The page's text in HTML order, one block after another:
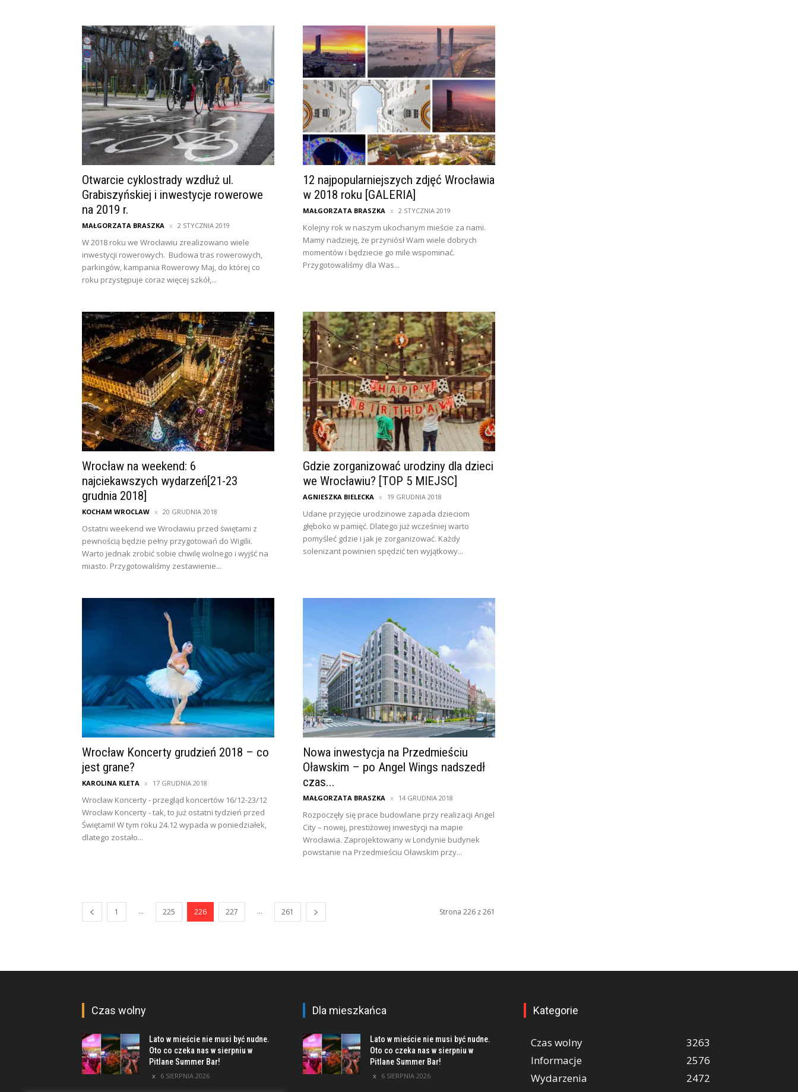
Otwarcie cyklostrady wzdłuż ul.
Grabiszyńskiej i inwestycje rowerowe
na 2019 r.
MAŁGORZATA BRASZKA 2 STYCZNIA 2019
W 2018 roku we Wrocławiu zrealizowano wiele
inwestycji rowerowych. Budowa tras rowerowych,
parkingów, kampania Rowerowy Maj, do której co
roku przystępuje coraz więcej szkół,...
12 najpopularniejszych zdjęć Wrocławia
w 2018 roku [GALERIA]
MAŁGORZATA BRASZKA 2 STYCZNIA 2019
Kolejny rok w naszym ukochanym mieście za nami.
Mamy nadzieję, że przyniósł Wam wiele dobrych
momentów i będziecie go mile wspominać.
Przygotowaliśmy dla Was...
Wrocław na weekend: 6
najciekawszych wydarzeń[21-23
grudnia 2018]
KOCHAM WROCLAW 20 GRUDNIA 2018
Ostatni weekend we Wrocławiu przed świętami z
pewnością będzie pełny przygotowań do Wigilii.
Warto jednak zrobić sobie chwilę wolnego i wyjść na
miasto. Przygotowaliśmy zestawienie...
Gdzie zorganizować urodziny dla dzieci
we Wrocławiu? [TOP 5 MIEJSC]
AGNIESZKA BIELECKA 19 GRUDNIA 2018
Udane przyjęcie urodzinowe zapada dzieciom
głęboko w pamięć. Dlatego już wcześniej warto
pomyśleć gdzie i jak je zorganizować. Każdy
solenizant powinien spędzić ten wyjątkowy...
Wrocław Koncerty grudzień 2018 – co
jest grane?
KAROLINA KLETA 17 GRUDNIA 2018
Wrocław Koncerty - przegląd koncertów 16/12-23/12
Wrocław Koncerty - tak, to już ostatni tydzień przed
Świętami! W tym roku 24.12 wypada w poniedziałek,
dlatego zostało...
Nowa inwestycja na Przedmieściu
Oławskim – po Angel Wings nadszedł
czas...
MAŁGORZATA BRASZKA 14 GRUDNIA 2018
Rozpoczęły się prace budowlane przy realizacji Angel
City – nowej, prestiżowej inwestycji na mapie
Wrocławia. Zaprojektowany w Londynie budynek
powstanie na Przedmieściu Oławskim przy...
1 ... 225 226 227 ... 261 Strona 226 z 261
Czas wolny
Lato w mieście nie musi być nudne.
Oto co czeka nas w sierpniu w
Pitlane Summer Bar!
6 SIERPNIA 2026
Dla mieszkańca
Lato w mieście nie musi być nudne.
Oto co czeka nas w sierpniu w
Pitlane Summer Bar!
6 SIERPNIA 2026
Kategorie
Czas wolny
3263
Informacje
2576
Wydarzenia
2472